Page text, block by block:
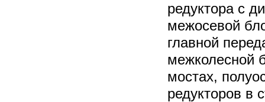
редуктора с
межосевой
главной
межколесной
мостах,
редукторов в